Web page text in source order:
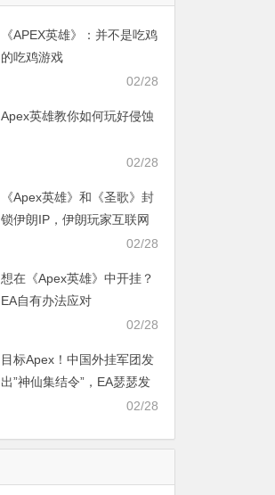
《APEX英雄》：并不是吃鸡
的吃鸡游戏
02/28
Apex英雄教你如何玩好侵蚀
02/28
《Apex英雄》和《圣歌》封
锁伊朗IP，伊朗玩家互联网
02/28
想在《Apex英雄》中开挂？
EA自有办法应对
02/28
目标Apex！中国外挂军团发
出”神仙集结令”，EA瑟瑟发
02/28